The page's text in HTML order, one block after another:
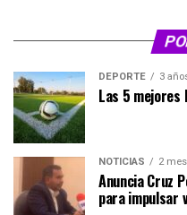
DEPORTE 3
Las 5 mejores
NOTICIAS 2
Anuncia Cruz
para impulsar